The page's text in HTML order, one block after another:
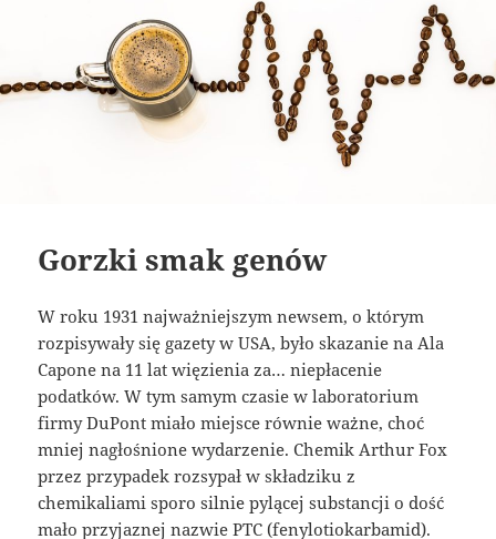
Gorzki smak genów
W roku 1931 najważniejszym newsem, o którym
rozpisywały się gazety w USA, było skazanie na Ala
Capone na 11 lat więzienia za… niepłacenie
podatków. W tym samym czasie w laboratorium
firmy DuPont miało miejsce równie ważne, choć
mniej nagłośnione wydarzenie. Chemik Arthur Fox
przez przypadek rozsypał w składziku z
chemikaliami sporo silnie pylącej substancji o dość
mało przyjaznej nazwie PTC (fenylotiokarbamid).